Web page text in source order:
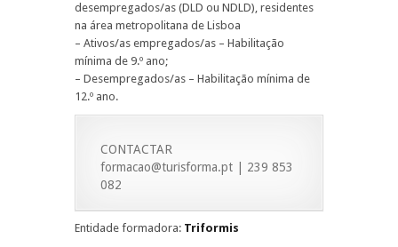
desempregados/as (DLD ou NDLD), residentes
na área metropolitana de Lisboa
– Ativos/as empregados/as – Habilitação
mínima de 9.º ano;
– Desempregados/as – Habilitação mínima de
12.º ano.
CONTACTAR
formacao@turisforma.pt | 239 853
082
Entidade formadora: Triformis